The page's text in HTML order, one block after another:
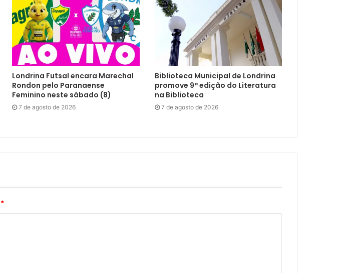
Londrina Futsal encara Marechal
Rondon pelo Paranaense
Feminino neste sábado (8)
7 de agosto de 2026
Biblioteca Municipal de Londrina
promove 9ª edição do Literatura
na Biblioteca
7 de agosto de 2026
*